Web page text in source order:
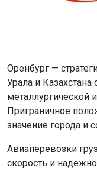
Оренбург —
Урала и
Приграничное
значение города и
Авиаперевозки
скорость и